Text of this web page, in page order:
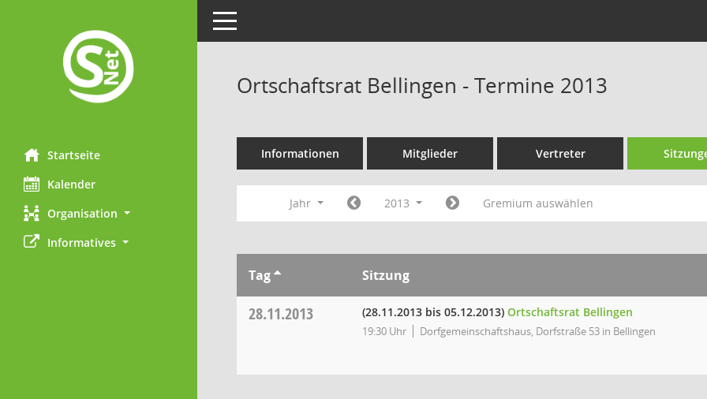
Startseite
Kalender
Organisation
Informatives
Toggle navigation
Ortschaftsrat Bellingen - Termine 2013
Informationen Mitglieder Vertreter
Jahr 2013 Gremium auswählen
Tag Sitzung
28.11.2013 (28.11.2013 bis 05.12.2013) Ortschaftsrat Bellingen
19:30 Uhr Dorfgemeinschaftshaus, Dorfstraße 53 in Bellingen